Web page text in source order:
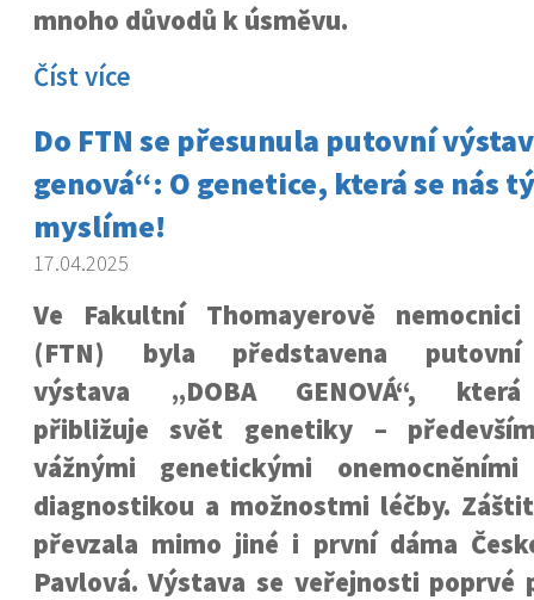
mnoho důvodů k úsměvu.
Číst více
Do FTN se přesunula putovní
genová“: O genetice, která se nás
myslíme!
17.04.2025
Ve Fakultní Thomayerově nemocnici
(FTN) byla představena putovní
výstava „DOBA GENOVÁ“, která
přibližuje svět genetiky –
vážnými genetickými
diagnostikou a možnostmi léčby.
převzala mimo jiné i první dáma
Pavlová. Výstava se veřejnosti poprvé